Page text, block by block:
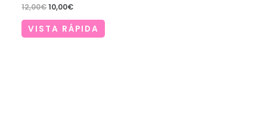
12,00€El
original
era:
10,00€El
actual
es:
VISTA RÁPIDA